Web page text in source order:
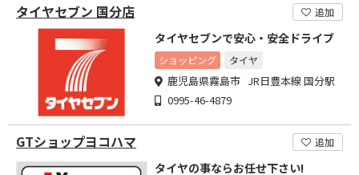
タイヤセブン 国分店 追加
タイヤセブンで安心・安全ドライブ
ショッピング タイヤ
鹿児島県霧島市 JR日豊本線 国分駅
0995-46-4879
GTショップヨコハマ 追加
タイヤの事ならお任せ下さい!